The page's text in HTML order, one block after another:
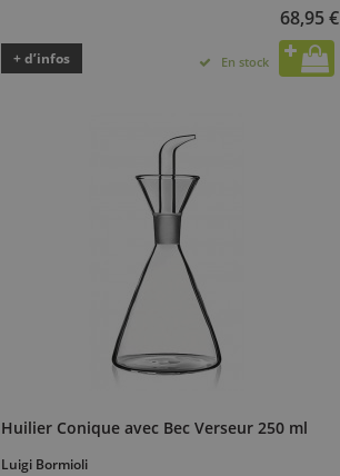
68,95 €
+ d’infos En stock
Huilier Conique avec Bec Verseur 250 ml
Luigi Bormioli